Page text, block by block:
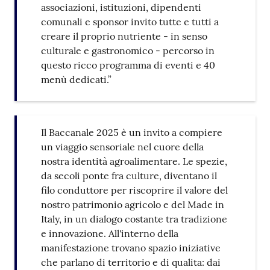
associazioni, istituzioni, dipendenti
comunali e sponsor invito tutte e tutti a
creare il proprio nutriente - in senso
culturale e gastronomico - percorso in
questo ricco programma di eventi e 40
menù dedicati.”
Il Baccanale 2025 è un invito a compiere
un viaggio sensoriale nel cuore della
nostra identità agroalimentare. Le spezie,
da secoli ponte fra culture, diventano il
filo conduttore per riscoprire il valore del
nostro patrimonio agricolo e del Made in
Italy, in un dialogo costante tra tradizione
e innovazione. All'interno della
manifestazione trovano spazio iniziative
che parlano di territorio e di qualita: dai